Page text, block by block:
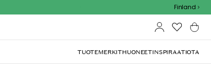
Finland
TUOTEMERKITHUONEETINSPIRAATIOTA